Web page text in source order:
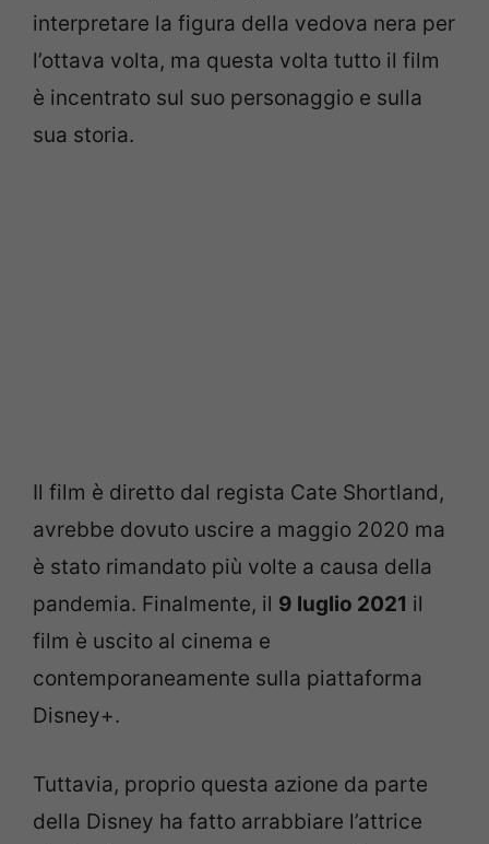
interpretare la figura della vedova nera per
l’ottava volta, ma questa volta tutto il film
è incentrato sul suo personaggio e sulla
sua storia.
Il film è diretto dal regista Cate Shortland,
avrebbe dovuto uscire a maggio 2020 ma
è stato rimandato più volte a causa della
pandemia. Finalmente, il 9 luglio 2021 il
film è uscito al cinema e
contemporaneamente sulla piattaforma
Disney+.
Tuttavia, proprio questa azione da parte
della Disney ha fatto arrabbiare l’attrice